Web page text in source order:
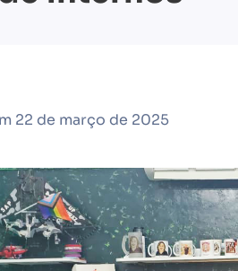
22 de março de 2025